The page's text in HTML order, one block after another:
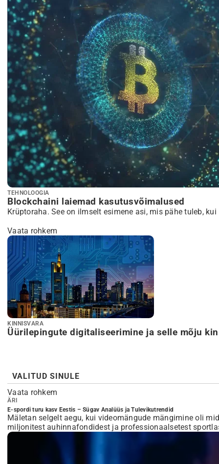
TEHNOLOOGIA
Blockchaini laiemad kasutusvõimalused
Krüptoraha. See on ilmselt esimene asi, mis pähe tuleb,
Vaata rohkem
KINNISVARA
Üürilepingute digitaliseerimine ja selle mõju
VALITUD SINULE
Analüüs ja Tulevikutrendid
videomängude mängimine oli midagi, mida tegid
ja professionaalsetest sportlastest, […]